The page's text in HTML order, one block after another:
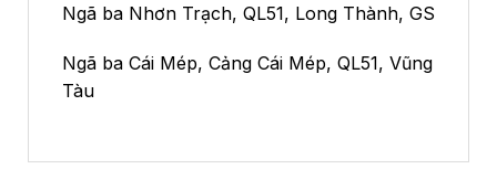
Ngã ba Nhơn Trạch, QL51, Long Thành, GS
Ngã ba Cái Mép, Cảng Cái Mép, QL51, Vũng
Tàu